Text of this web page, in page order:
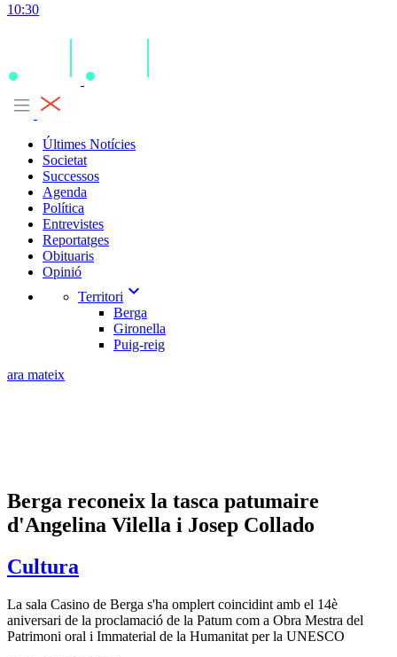
10:30
Últimes Notícies
Societat
Successos
Agenda
Política
Entrevistes
Reportatges
Obituaris
Opinió
Territori expand_more
Berga
Gironella
Puig-reig
ara mateix
Berga reconeix la tasca patumaire
d'Angelina Vilella i Josep Collado
Cultura
La sala Casino de Berga s'ha omplert coincidint amb el 14è
aniversari de la proclamació de la Patum com a Obra Mestra del
Patrimoni oral i Immaterial de la Humanitat per la UNESCO